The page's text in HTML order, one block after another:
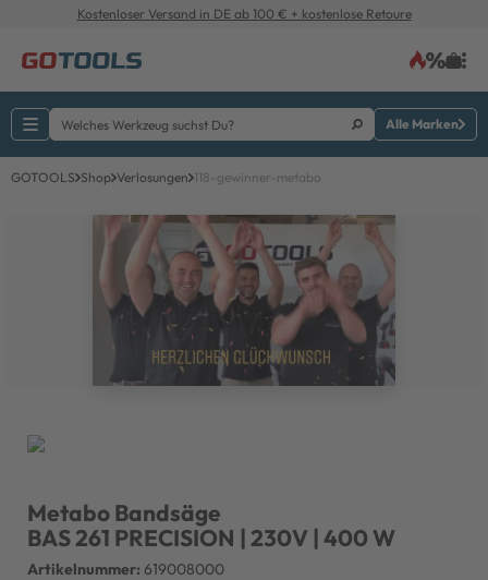
Kostenloser Versand in DE ab 100 € + kostenlose Retoure
Alle Marken
GOTOOLS Shop Verlosungen 118-gewinner-metabo
Metabo Bandsäge
BAS 261 PRECISION | 230V | 400 W
Artikelnummer: 619008000